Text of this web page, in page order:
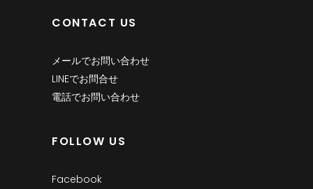
CONTACT US
メールでお問い合わせ
LINEでお問合せ
電話でお問い合わせ
FOLLOW US
Facebook